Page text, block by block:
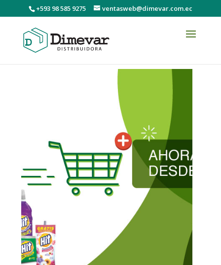
+593 98 585 9275 ventasweb@dimevar.com.ec